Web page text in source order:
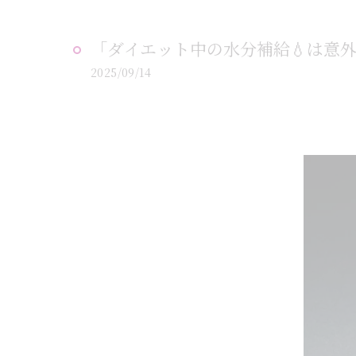
「ダイエット中の水分補給💧は意
2025/09/14